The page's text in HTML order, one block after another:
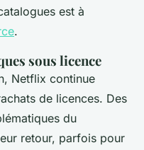
est à
.
sous licence
Netflix continue
de licences. Des
du
retour, parfois pour